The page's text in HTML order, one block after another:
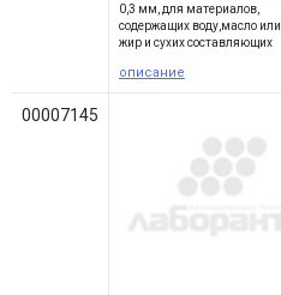
0,3 мм, для материалов,
содержащих воду,масло или
жир и сухих составляющих
описание
00007145